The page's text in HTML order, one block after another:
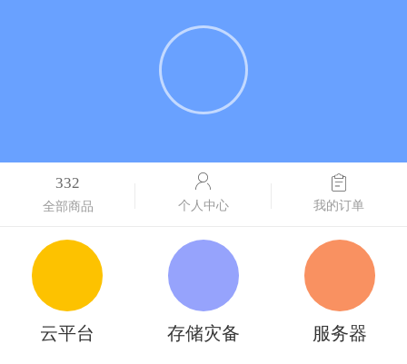
332
全部商品 个人中心 我的订单
云平台 存储灾备 服务器